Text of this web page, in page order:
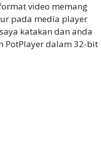
video memang
pada media player
katakan dan anda
PotPlayer dalam 32-bit